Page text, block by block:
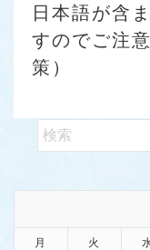
日本語が含
すのでご注
策）
月 火